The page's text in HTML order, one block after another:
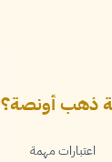
ذهب أونصة؟
اعتبارات مهمة